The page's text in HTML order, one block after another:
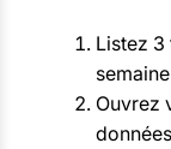
Listez 3
Ouvrez